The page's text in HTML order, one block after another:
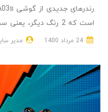
است که 2 رنگ دیگر،
می‌دهد.
مدیر